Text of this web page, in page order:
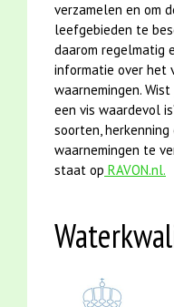
verzamelen en om
leefgebieden te
daarom regelmatig
informatie over het
waarnemingen.
een vis waardevol
soorten,
waarnemingen te
staat op RAVON.nl.